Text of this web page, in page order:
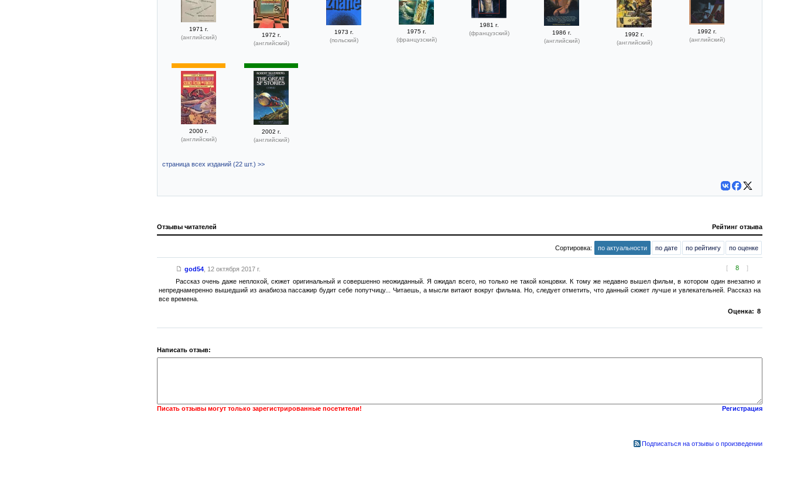
1971 г.
(английский)
1972 г.
(английский)
1973 г.
(польский)
1975 г.
(французский)
1981 г.
(французский)
1986 г.
(английский)
1992 г.
(английский)
1992 г.
(английский)
2000 г.
(английский)
2002 г.
(английский)
страница всех изданий (22 шт.) >>
Отзывы читателей Рейтинг отзыва
Сортировка: по актуальности по дате по рейтингу по оценке
[ 8 ]
god54, 12 октября 2017 г.
Рассказ очень даже неплохой, сюжет оригинальный и совершенно неожиданный. Я ожидал всего, но только не такой концовки. К тому же недавно вышел фильм, в котором один внезапно и
непреднамеренно вышедший из анабиоза пассажир будит себе попутчицу... Читаешь, а мысли витают вокруг фильма. Но, следует отметить, что данный сюжет лучше и увлекательней. Рассказ на
все времена.
Оценка: 8
Написать отзыв:
Писать отзывы могут только зарегистрированные посетители! Регистрация
Подписаться на отзывы о произведении